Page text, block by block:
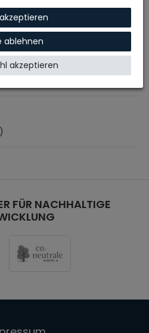
aus hochwertigem Edelstahl
Radlauf
FÜR NACHHALTIGE
ablehnen
akzeptieren